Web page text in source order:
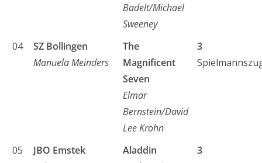
Badelt/Michael
Sweeney
04
SZ Bollingen
Manuela Meinders
The
Magnificent
Seven
Elmar
Bernstein/David
Lee Krohn
3
05
JBO Emstek
Aladdin
3